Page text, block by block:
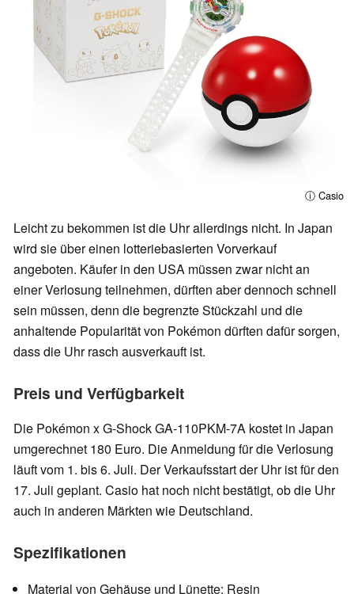
ⓘ Casio
Leicht zu bekommen ist die Uhr allerdings nicht. In Japan
wird sie über einen lotteriebasierten Vorverkauf
angeboten. Käufer in den USA müssen zwar nicht an
einer Verlosung teilnehmen, dürften aber dennoch schnell
sein müssen, denn die begrenzte Stückzahl und die
anhaltende Popularität von Pokémon dürften dafür sorgen,
dass die Uhr rasch ausverkauft ist.
Preis und Verfügbarkeit
Die Pokémon x G-Shock GA-110PKM-7A kostet in Japan
umgerechnet 180 Euro. Die Anmeldung für die Verlosung
läuft vom 1. bis 6. Juli. Der Verkaufsstart der Uhr ist für den
17. Juli geplant. Casio hat noch nicht bestätigt, ob die Uhr
auch in anderen Märkten wie Deutschland.
Spezifikationen
Material von Gehäuse und Lünette: Resin